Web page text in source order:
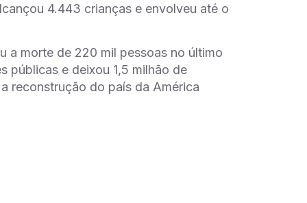
4.443 crianças e envolveu até o
a morte de 220 mil pessoas no último
públicas e deixou 1,5 milhão de
reconstrução do país da América